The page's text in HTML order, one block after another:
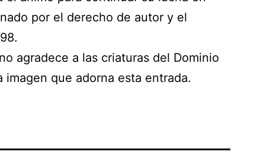
por el derecho de autor y el
agradece a las criaturas del Dominio
que adorna esta entrada.